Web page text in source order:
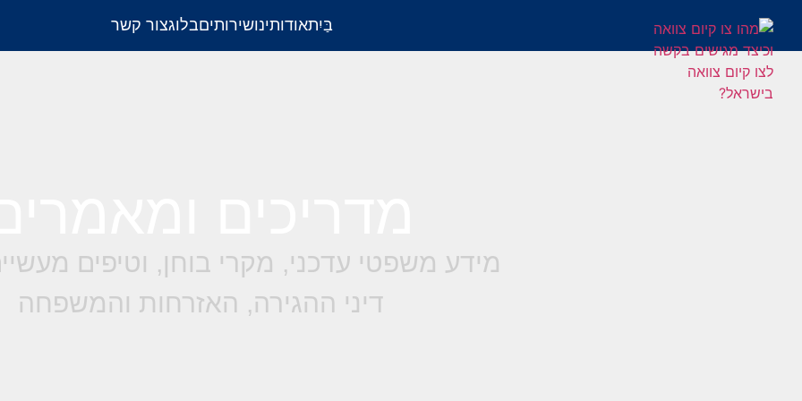
בַּיִתאודותינושירותיםבלוגצור קשר
מידע משפטי עדכני, מקרי בוחן, וטיפים
דיני ההגירה, האזרחות והמשפחה